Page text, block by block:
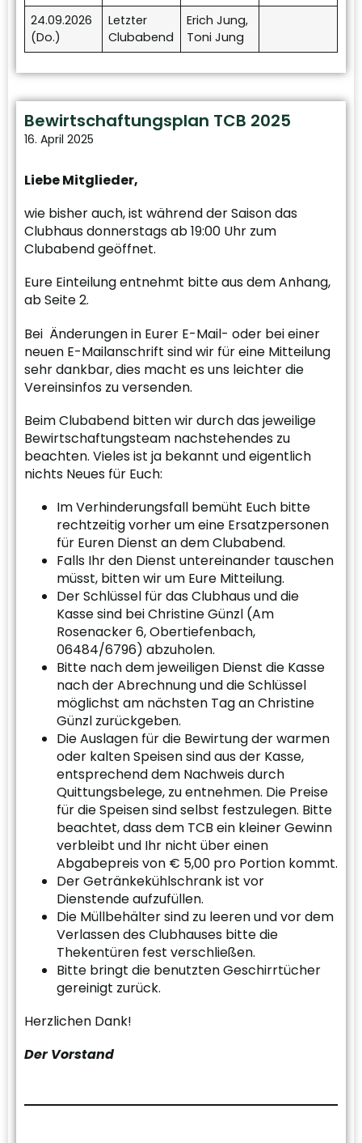
24.09.2026
(Do.)
Letzter
Clubabend
Erich Jung,
Toni Jung
Bewirtschaftungsplan TCB 2025
16. April 2025
Liebe Mitglieder,
wie bisher auch, ist während der Saison das
Clubhaus donnerstags ab 19:00 Uhr zum
Clubabend geöffnet.
Eure Einteilung entnehmt bitte aus dem Anhang,
ab Seite 2.
Bei Änderungen in Eurer E-Mail- oder bei einer
neuen E-Mailanschrift sind wir für eine Mitteilung
sehr dankbar, dies macht es uns leichter die
Vereinsinfos zu versenden.
Beim Clubabend bitten wir durch das jeweilige
Bewirtschaftungsteam nachstehendes zu
beachten. Vieles ist ja bekannt und eigentlich
nichts Neues für Euch:
Im Verhinderungsfall bemüht Euch bitte
rechtzeitig vorher um eine Ersatzpersonen
für Euren Dienst an dem Clubabend.
Falls Ihr den Dienst untereinander tauschen
müsst, bitten wir um Eure Mitteilung.
Der Schlüssel für das Clubhaus und die
Kasse sind bei Christine Günzl (Am
Rosenacker 6, Obertiefenbach,
06484/6796) abzuholen.
Bitte nach dem jeweiligen Dienst die Kasse
nach der Abrechnung und die Schlüssel
möglichst am nächsten Tag an Christine
Günzl zurückgeben.
Die Auslagen für die Bewirtung der warmen
oder kalten Speisen sind aus der Kasse,
entsprechend dem Nachweis durch
Quittungsbelege, zu entnehmen. Die Preise
für die Speisen sind selbst festzulegen. Bitte
beachtet, dass dem TCB ein kleiner Gewinn
verbleibt und Ihr nicht über einen
Abgabepreis von € 5,00 pro Portion kommt.
Der Getränkekühlschrank ist vor
Dienstende aufzufüllen.
Die Müllbehälter sind zu leeren und vor dem
Verlassen des Clubhauses bitte die
Thekentüren fest verschließen.
Bitte bringt die benutzten Geschirrtücher
gereinigt zurück.
Herzlichen Dank!
Der Vorstand